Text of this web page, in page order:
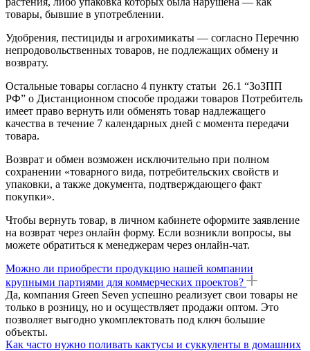
товары, бывшие в употреблении.
Удобрения, пестициды и агрохимикаты — согласно Перечню
непродовольственных товаров, не подлежащих обмену и
возврату.
Остальные товары согласно 4 пункту статьи 26.1 “ЗоЗПП
РФ” о Дистанционном способе продажи товаров Потребитель
имеет право вернуть или обменять товар надлежащего
качества в течение 7 календарных дней с момента передачи
товара.
Возврат и обмен возможен исключительно при полном
сохранении «товарного вида, потребительских свойств и
упаковки, а также документа, подтверждающего факт
покупки».
Чтобы вернуть товар, в личном кабинете оформите заявление
на возврат через онлайн форму. Если возникли вопросы, вы
можете обратиться к менеджерам через онлайн-чат.
Можно ли приобрести продукцию нашей компании
крупными партиями для коммерческих проектов?
Да, компания Green Seven успешно реализует свои товары не
только в розницу, но и осуществляет продажи оптом. Это
позволяет выгодно укомплектовать под ключ большие
объекты.
Как часто нужно поливать кактусы и суккуленты в домашних